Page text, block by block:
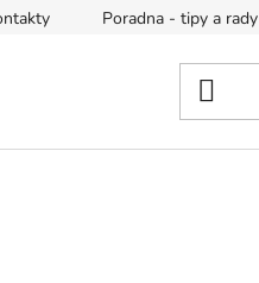
Poradna - tipy a rady